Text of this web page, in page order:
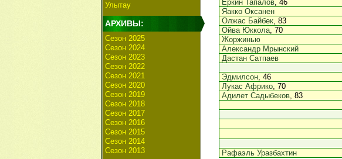
Улытау
АРХИВЫ:
Сезон 2025
Сезон 2024
Сезон 2023
Сезон 2022
Сезон 2021
Сезон 2020
Сезон 2019
Сезон 2018
Сезон 2017
Сезон 2016
Сезон 2015
Сезон 2014
Сезон 2013
Еркин Тапалов, 46
Яакко Оксанен
Олжас Байбек, 83
Ойва Юккола, 70
Жоржинью
Александр Мрынский
Дастан Сатпаев
Эдмилсон, 46
Лукас Африко, 70
Адилет Садыбеков, 83
Рафаэль Уразбахтин